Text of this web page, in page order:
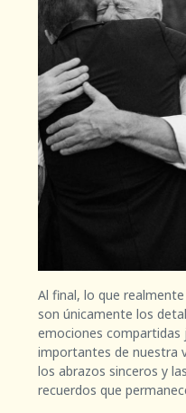
Al final, lo que
son únicamente los
emociones compartidas
importantes de nuestra
los abrazos sinceros y
recuerdos que